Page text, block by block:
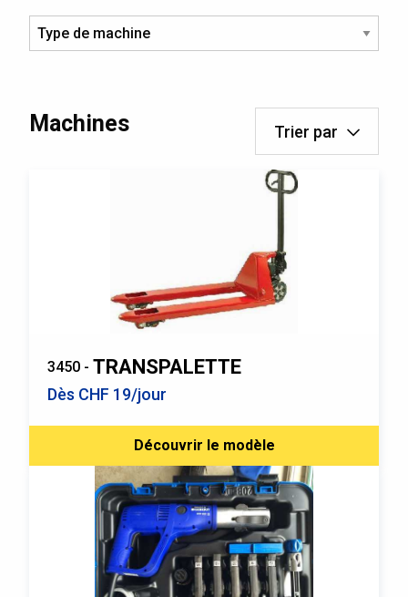
Machines Trier par
3450 - TRANSPALETTE
Dès CHF 19/jour
Découvrir le modèle